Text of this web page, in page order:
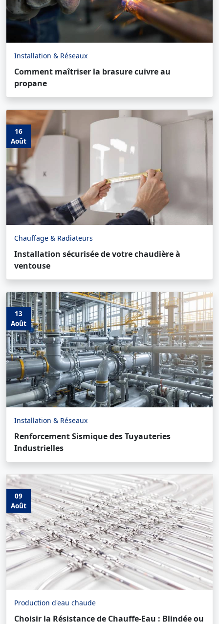
Installation & Réseaux
Comment maîtriser la brasure cuivre au
propane
16
Août
Chauffage & Radiateurs
Installation sécurisée de votre chaudière à
ventouse
13
Août
Installation & Réseaux
Renforcement Sismique des Tuyauteries
Industrielles
09
Août
Production d'eau chaude
Choisir la Résistance de Chauffe-Eau : Blindée ou